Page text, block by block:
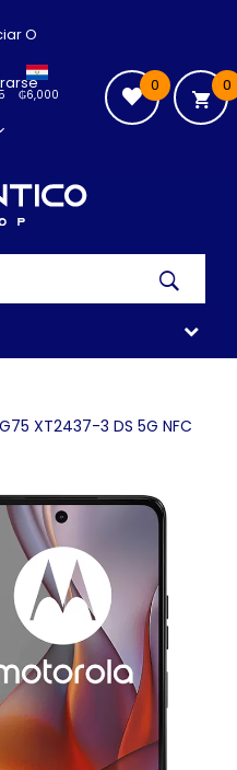
₲6,000
O
0
0
XT2437-3 DS 5G NFC